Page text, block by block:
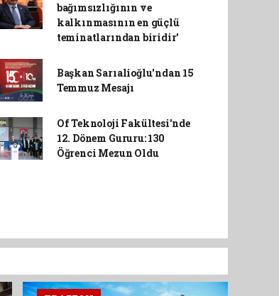
bağımsızlığının ve
kalkınmasının en güçlü
teminatlarından biridir'
Başkan Sarıalioğlu'ndan 15
Temmuz Mesajı
Of Teknoloji Fakültesi'nde
12. Dönem Gururu: 130
Öğrenci Mezun Oldu